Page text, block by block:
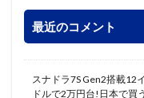
最近のコメント
スナドラ7S Gen2搭載12
ドルで2万円台!日本で買